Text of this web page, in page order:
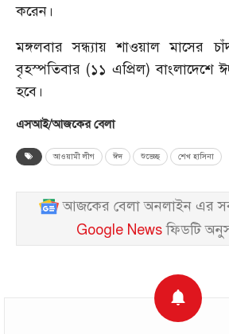
করেন।
মঙ্গলবার সন্ধ্যায় শাওয়াল মাসের
বৃহস্পতিবার (১১ এপ্রিল)
হবে।
এসআই/আজকের বেলা
আওয়ামী লীগ ঈদ শুভেচ্ছ শেখ হাসিনা
আজকের বেলা অনলাইন এর
Google Newsফিডটি